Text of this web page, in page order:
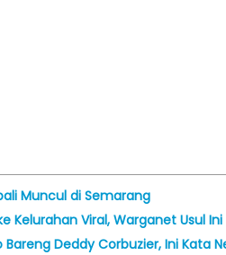
Muncul di Semarang
Kelurahan Viral, Warganet Usul Ini
Deddy Corbuzier, Ini Kata